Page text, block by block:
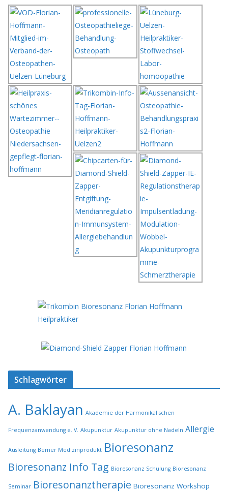
Schlagwörter
A. Baklayan Akademie der Harmonikalischen
Frequenzanwendung e. V. Akupunktur Akupunktur ohne Nadeln Allergie
Ausleitung Bemer Medizinprodukt Bioresonanz
Bioresonanz Info Tag Bioresonanz Schulung Bioresonanz
Seminar Bioresonanztherapie Bioresonanz Workshop